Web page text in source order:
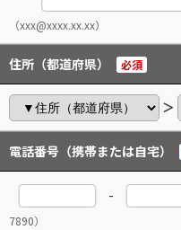
（xxx@xxxx.xx.xx）
住所（都道府県） 必須
＞
電話番号（携帯または自宅）
-
7890）